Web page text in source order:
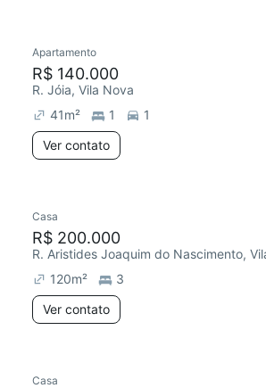
Redecorar
Apartamento
R$ 140.000
R. Jóia, Vila Nova
41m² 1
1
Ver contato
Chegou este mês
Casa
R$ 200.000
R. Aristides Joaquim do Nascimento,
120m²
3
Ver contato
Casa